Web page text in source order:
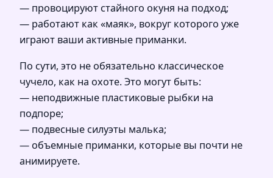
— провоцируют стайного окуня на подход;
— работают как «маяк», вокруг которого уже
играют ваши активные приманки.
По сути, это не обязательно классическое
чучело, как на охоте. Это могут быть:
— неподвижные пластиковые рыбки на
подпоре;
— подвесные силуэты малька;
— объемные приманки, которые вы почти не
анимируете.